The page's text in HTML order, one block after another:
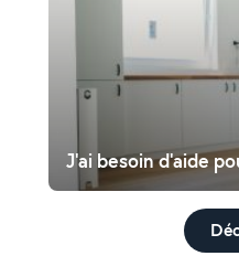
J'ai besoin d'aide